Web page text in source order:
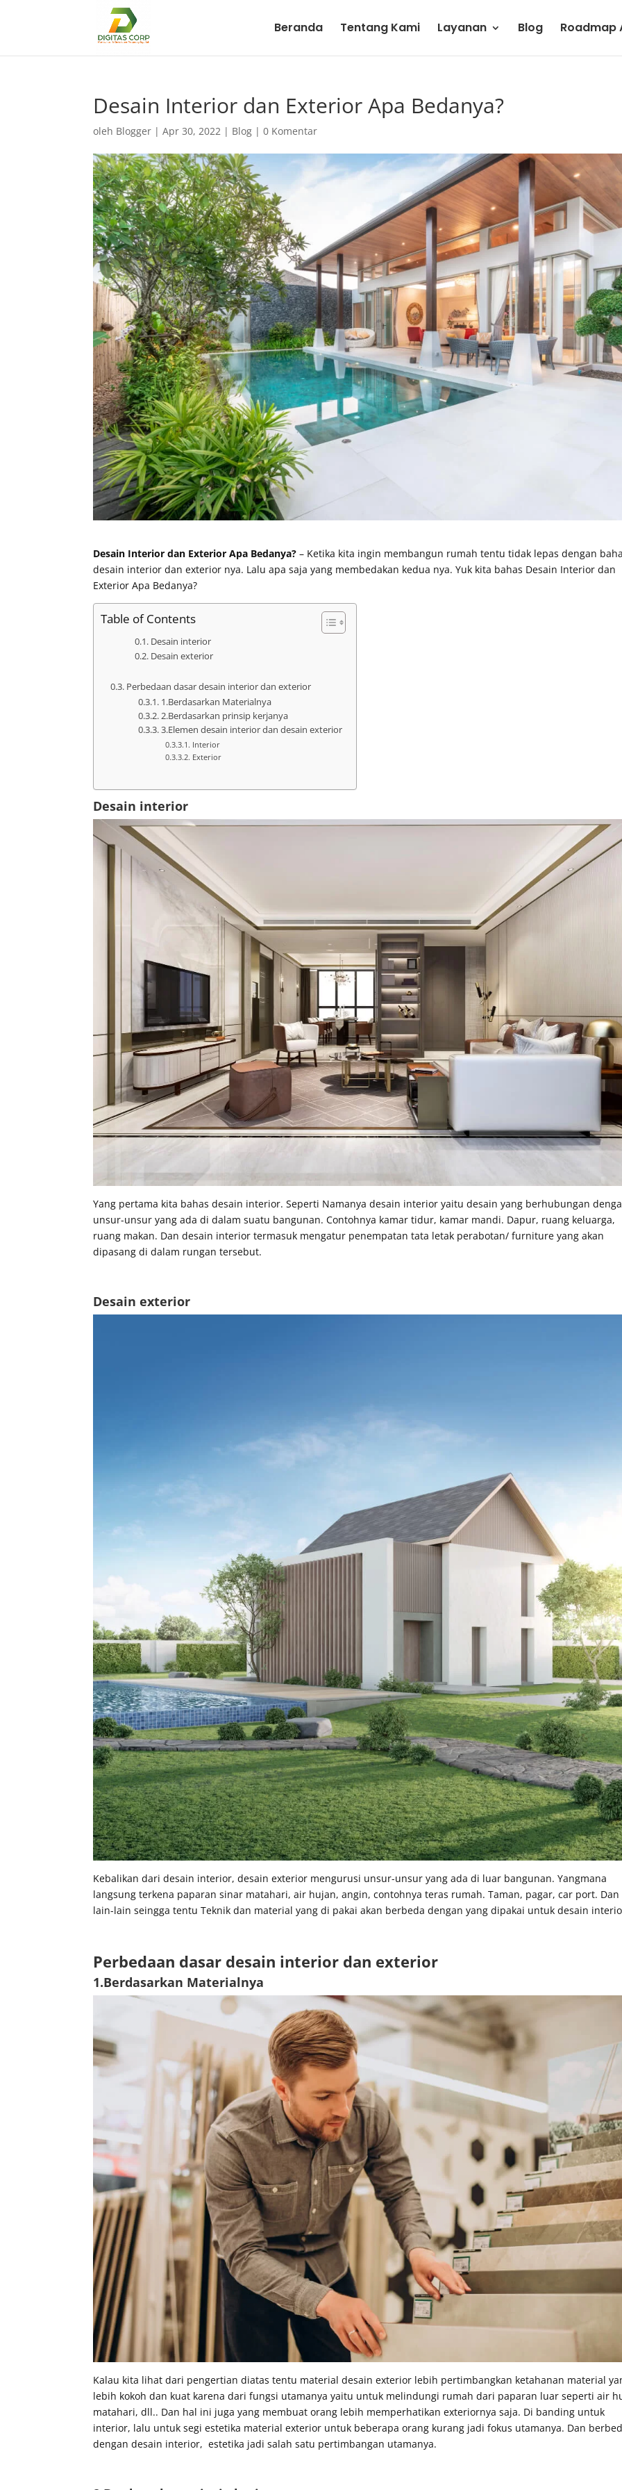
Beranda Tentang Kami Layanan Blog Roadmap
Desain Interior dan Exterior Apa Bedanya?
oleh Blogger |Apr 30, 2022 | Blog |0 Komentar
Desain Interior dan Exterior Apa Bedanya? – Ketika kita ingin membangun rumah tentu tidak lepas dengan
desain interior dan exterior nya. Lalu apa saja yang membedakan kedua nya. Yuk kita bahas Desain Interior dan
Exterior Apa Bedanya?
Table of Contents
Desain interior
Desain exterior
Perbedaan dasar desain interior dan exterior
1.Berdasarkan Materialnya
2.Berdasarkan prinsip kerjanya
3.Elemen desain interior dan desain exterior
Interior
Exterior
Desain interior
Yang pertama kita bahas desain interior. Seperti Namanya desain interior yaitu desain yang berhubungan
unsur-unsur yang ada di dalam suatu bangunan. Contohnya kamar tidur, kamar mandi. Dapur, ruang keluarga,
ruang makan. Dan desain interior termasuk mengatur penempatan tata letak perabotan/ furniture yang akan
dipasang di dalam rungan tersebut.
Desain exterior
Kebalikan dari desain interior, desain exterior mengurusi unsur-unsur yang ada di luar bangunan. Yangmana
langsung terkena paparan sinar matahari, air hujan, angin, contohnya teras rumah. Taman, pagar, car port. Dan
lain-lain seingga tentu Teknik dan material yang di pakai akan berbeda dengan yang dipakai untuk desain
Perbedaan dasar desain interior dan exterior
1.Berdasarkan Materialnya
Kalau kita lihat dari pengertian diatas tentu material desain exterior lebih pertimbangkan ketahanan material
lebih kokoh dan kuat karena dari fungsi utamanya yaitu untuk melindungi rumah dari paparan luar seperti air
matahari, dll.. Dan hal ini juga yang membuat orang lebih memperhatikan exteriornya saja. Di banding untuk
interior, lalu untuk segi estetika material exterior untuk beberapa orang kurang jadi fokus utamanya. Dan
dengan desain interior, estetika jadi salah satu pertimbangan utamanya.